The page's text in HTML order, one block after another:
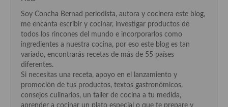
Soy Concha Bernad periodista, autora y cocinera este blog,
me encanta escribir y cocinar, investigar productos de
todos los rincones del mundo e incorporarlos como
ingredientes a nuestra cocina, por eso este blog es tan
variado, encontrarás recetas de más de 55 países
diferentes.
Si necesitas una receta, apoyo en el lanzamiento y
promoción de tus productos, textos gastronómicos,
consejos culinarios, un taller de cocina a tu medida,
aprender a cocinar un plato especial o que te prepare y